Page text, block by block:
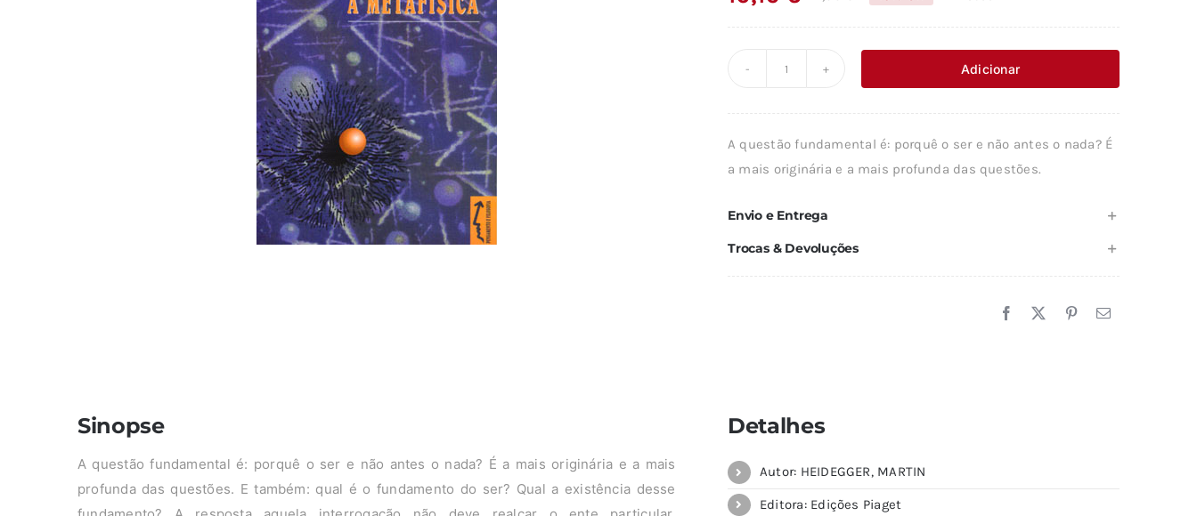
O
era:
O
é:
METAFÍSICA
Adicionar
A questão fundamental é: porquê o ser e não antes o nada? É
a mais originária e a mais profunda das questões.
Envio e Entrega
Trocas & Devoluções
Sinopse
A questão fundamental é: porquê o ser e não antes o nada? É a mais originária e a mais
profunda das questões. E também: qual é o fundamento do ser? Qual a existência desse
Detalhes
Autor: HEIDEGGER, MARTIN
Editora: Edições Piaget